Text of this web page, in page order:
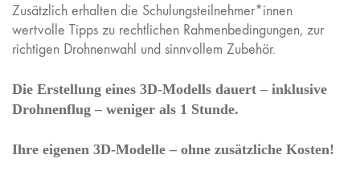
Zusätzlich erhalten die Schulungsteilnehmer*innen
wertvolle Tipps zu rechtlichen Rahmenbedingungen, zur
richtigen Drohnenwahl und sinnvollem Zubehör.
Die Erstellung eines 3D-Modells dauert – inklusive
Drohnenflug – weniger als 1 Stunde.
Ihre eigenen 3D-Modelle – ohne zusätzliche Kosten!